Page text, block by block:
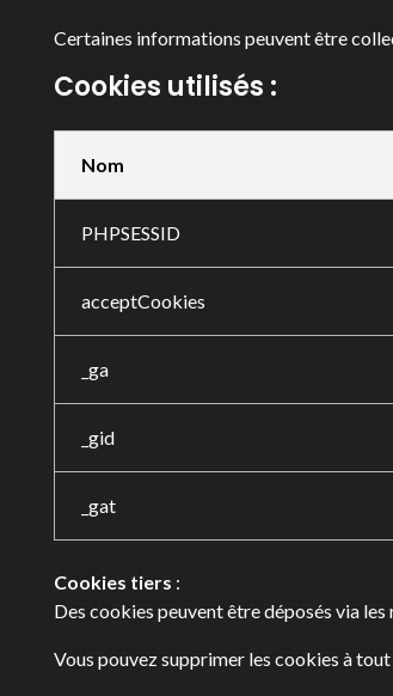
Certaines informations peuvent être
Cookies utilisés :
Nom
PHPSESSID
acceptCookies
_ga
_gid
_gat
Cookies tiers :
Des cookies peuvent être déposés via
Vous pouvez supprimer les cookies à